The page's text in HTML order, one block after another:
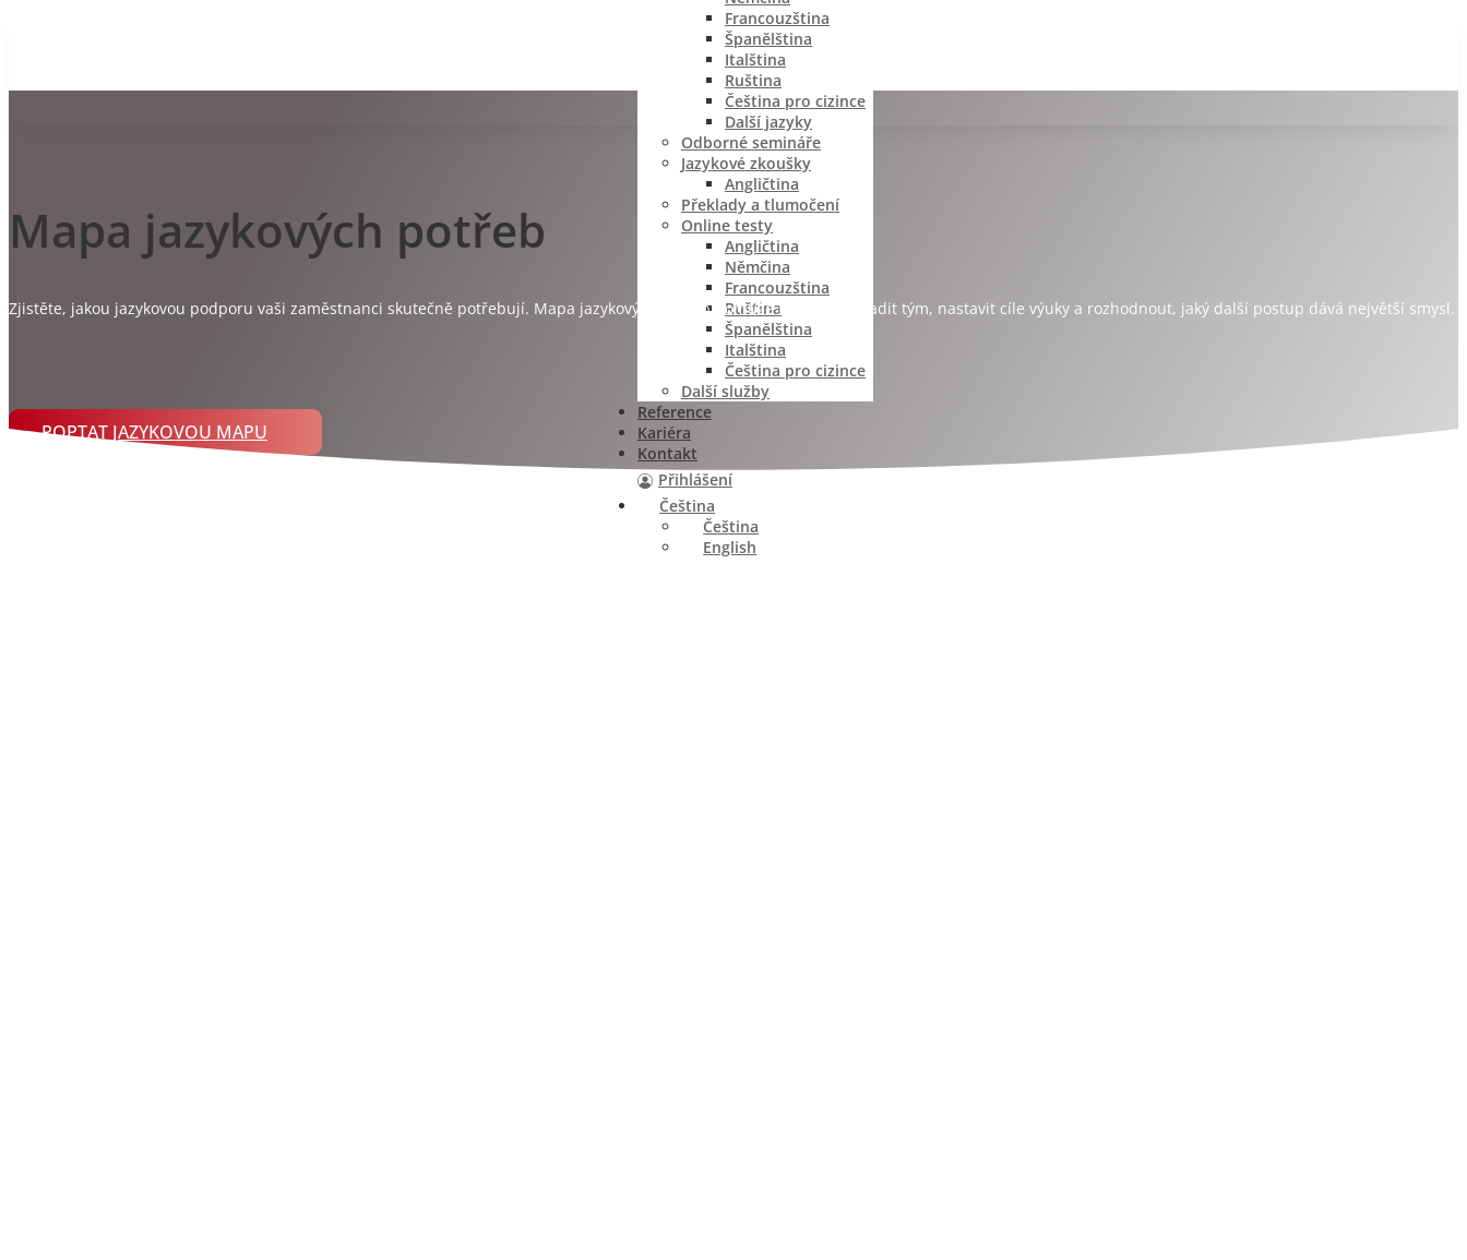
Francouzština
Španělština
Italština
Ruština
Čeština pro cizince
Další jazyky
Odborné semináře
Jazykové zkoušky
Angličtina
Překlady a tlumočení
Online testy
Angličtina
Němčina
Francouzština
Ruština
Španělština
Italština
Čeština pro cizince
Další služby
Reference
Kariéra
Kontakt
Přihlášení
Čeština
Čeština
English
Mapa jazykových potřeb
Zjistěte, jakou jazykovou podporu vaši zaměstnanci skutečně potřebují. Mapa jazykových potřeb pomůže HR lépe rozřadit tým, nastavit cíle výuky a rozhodnout, jaký další postup dává největší smysl.
POPTAT JAZYKOVOU MAPU